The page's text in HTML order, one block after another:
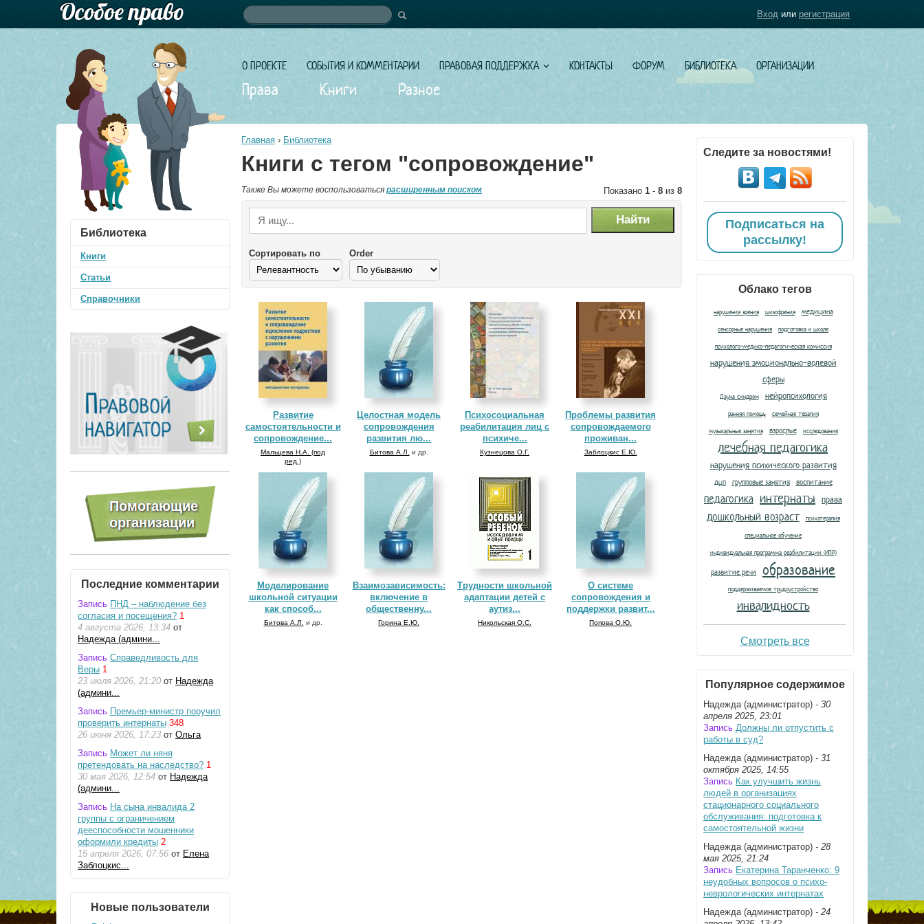
О ПРОЕКТЕ СОБЫТИЯ И КОММЕНТАРИИ ПРАВОВАЯ ПОДДЕРЖКА КОНТАКТЫ ФОРУМ БИБЛИОТЕКА ОРГАНИЗАЦИИ
Права Книги Разное
Форма поиска
Поиск Вход или регистрация
Главная › Библиотека
Книги с тегом "сопровождение"
Показано 1 - 8 из 8
Также Вы можете воспользоваться расширенным поиском
Сортировать по Order
Развитие
самостоятельности и
сопровождение...
Мальцева Н.А. (под
ред.)
Целостная модель
сопровождения
развития лю...
Битова А.Л. и др.
Психосоциальная
реабилитация лиц с
психиче...
Кузнецова О.Г.
Проблемы развития
сопровождаемого
проживан...
Заблоцкис Е.Ю.
Моделирование
школьной ситуации
как способ...
Битова А.Л. и др.
Взаимозависимость:
включение в
общественну...
Горина Е.Ю.
Трудности школьной
адаптации детей с
аутиз...
Никольская О.С.
О системе
сопровождения и
поддержки развит...
Попова О.Ю.
Библиотека
Книги
Статьи
Справочники
Последние комментарии
Запись ПНД – наблюдение без
согласия и посещения? 1
4 августа 2026, 13:34 от
Надежда (админи...
Запись Справедливость для
Веры 1
23 июля 2026, 21:20 от Надежда
(админи...
Запись Премьер-министр поручил
проверить интернаты 348
26 июня 2026, 17:23 от Ольга
Запись Может ли няня
претендовать на наследство? 1
30 мая 2026, 12:54 от Надежда
(админи...
Запись На сына инвалида 2
группы с ограничением
дееспособности мошенники
оформили кредиты 2
15 апреля 2026, 07:56 от Елена
Заблоцкис...
Новые пользователи
Следите за новостями!
Подписаться на
рассылку!
Облако тегов
нарушения зрения шизофрения медицина
сенсорные нарушения
подготовка к школе
психолого-медико-педагогическая комиссия
нарушения эмоционально-волевой
сферы
Дауна синдром нейропсихология
ранняя помощь
семейная терапия
музыкальные занятия
взрослые исследование
лечебная педагогика
нарушения психического развития
дцп групповые занятия воспитание
педагогика интернаты права
дошкольный возраст
психотерапия
специальное обучение
индивидуальная программа реабилитации (ИПР)
развитие речи образование
поддерживаемое трудоустройство
инвалидность
Смотреть все
Популярное содержимое
Надежда (администратор) - 30
апреля 2025, 23:01
Запись Должны ли отпустить с
работы в суд?
Надежда (администратор) - 31
октября 2025, 14:55
Запись Как улучшить жизнь
людей в организациях
стационарного социального
обслуживания: подготовка к
самостоятельной жизни
Надежда (администратор) - 28
мая 2025, 21:24
Запись Екатерина Таранченко: 9
неудобных вопросов о психо­
невро­логических интернатах
Надежда (администратор) - 24